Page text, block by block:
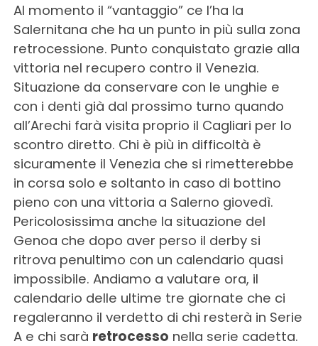
Al momento il “vantaggio” ce l’ha la
Salernitana che ha un punto in più sulla zona
retrocessione. Punto conquistato grazie alla
vittoria nel recupero contro il Venezia.
Situazione da conservare con le unghie e
con i denti già dal prossimo turno quando
all’Arechi farà visita proprio il Cagliari per lo
scontro diretto. Chi è più in difficoltà è
sicuramente il Venezia che si rimetterebbe
in corsa solo e soltanto in caso di bottino
pieno con una vittoria a Salerno giovedì.
Pericolosissima anche la situazione del
Genoa che dopo aver perso il derby si
ritrova penultimo con un calendario quasi
impossibile. Andiamo a valutare ora, il
calendario delle ultime tre giornate che ci
regaleranno il verdetto di chi resterà in Serie
A e chi sarà retrocesso nella serie cadetta.